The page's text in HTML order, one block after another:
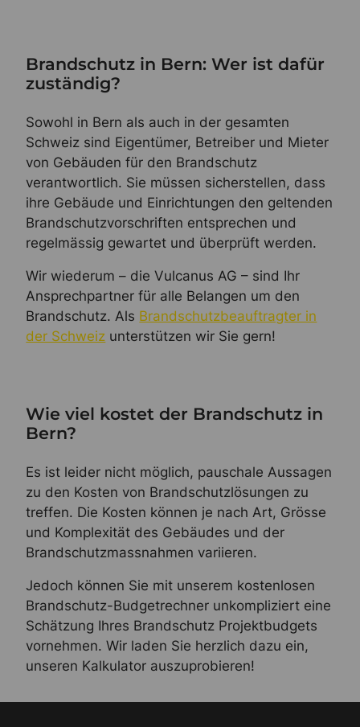
Brandschutz in Bern: Wer ist dafür
zuständig?
Sowohl in Bern als auch in der gesamten
Schweiz sind Eigentümer, Betreiber und Mieter
von Gebäuden für den Brandschutz
verantwortlich. Sie müssen sicherstellen, dass
ihre Gebäude und Einrichtungen den geltenden
Brandschutzvorschriften entsprechen und
regelmässig gewartet und überprüft werden.
Wir wiederum – die Vulcanus AG – sind Ihr
Ansprechpartner für alle Belangen um den
Brandschutz. Als Brandschutzbeauftragter in
der Schweiz unterstützen wir Sie gern!
Wie viel kostet der Brandschutz in
Bern?
Es ist leider nicht möglich, pauschale Aussagen
zu den Kosten von Brandschutzlösungen zu
treffen. Die Kosten können je nach Art, Grösse
und Komplexität des Gebäudes und der
Brandschutzmassnahmen variieren.
Jedoch können Sie mit unserem kostenlosen
Brandschutz-Budgetrechner unkompliziert eine
Schätzung Ihres Brandschutz Projektbudgets
vornehmen. Wir laden Sie herzlich dazu ein,
unseren Kalkulator auszuprobieren!